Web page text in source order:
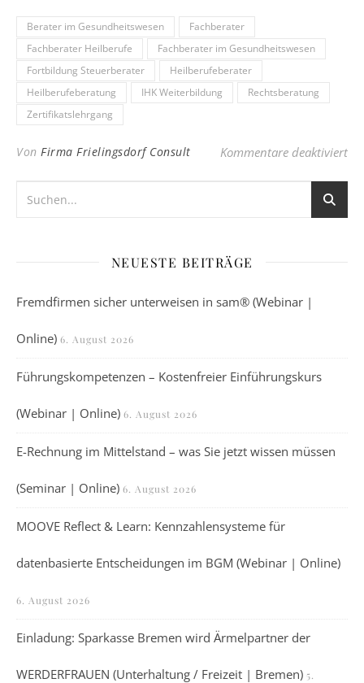
Berater im Gesundheitswesen
Fachberater
Fachberater Heilberufe
Fachberater im Gesundheitswesen
Fortbildung Steuerberater
Heilberufeberater
Heilberufeberatung
IHK Weiterbildung
Rechtsberatung
Zertifikatslehrgang
Von Firma Frielingsdorf Consult Kommentare deaktiviertfür
NEUESTE BEITRÄGE
Fremdfirmen sicher unterweisen in sam® (Webinar |
Online) 6. August 2026
Führungskompetenzen – Kostenfreier Einführungskurs
(Webinar | Online) 6. August 2026
E-Rechnung im Mittelstand – was Sie jetzt wissen müssen
(Seminar | Online) 6. August 2026
MOOVE Reflect & Learn: Kennzahlensysteme für
datenbasierte Entscheidungen im BGM (Webinar | Online)
6. August 2026
Einladung: Sparkasse Bremen wird Ärmelpartner der
WERDERFRAUEN (Unterhaltung / Freizeit | Bremen) 5.